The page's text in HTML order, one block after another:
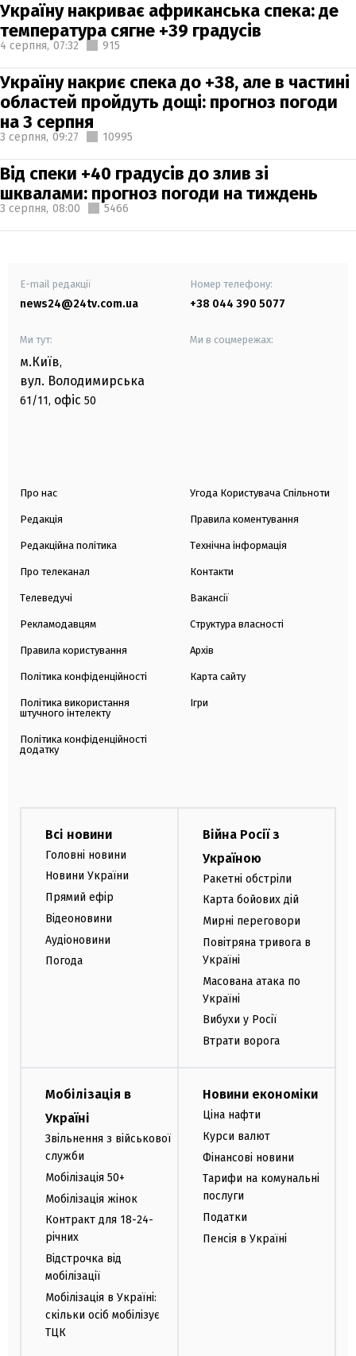
Україну накриває африканська спека: де
температура сягне +39 градусів
4 серпня, 07:32 915
Україну накриє спека до +38, але в частині
областей пройдуть дощі: прогноз погоди
на 3 серпня
3 серпня, 09:27 10995
Від спеки +40 градусів до злив зі
шквалами: прогноз погоди на тиждень
3 серпня, 08:00 5466
E-mail редакції
news24@24tv.com.ua
Номер телефону:
+38 044 390 5077
Ми тут:
м.Київ,
вул. Володимирська
61/11, офіс 50
Ми в соцмережах:
Про нас
Редакція
Редакційна політика
Про телеканал
Телеведучі
Рекламодавцям
Правила користування
Політика конфіденційності
Політика використання
штучного інтелекту
Політика конфіденційності
додатку
Угода Користувача Спільноти
Правила коментування
Технічна інформація
Контакти
Вакансії
Структура власності
Архів
Карта сайту
Ігри
Всі новини
Головні новини
Новини України
Прямий ефір
Відеоновини
Аудіоновини
Погода
Війна Росії з
Україною
Ракетні обстріли
Карта бойових дій
Мирні переговори
Повітряна тривога в
Україні
Масована атака по
Україні
Вибухи у Росії
Втрати ворога
Мобілізація в
Україні
Звільнення з військової
служби
Мобілізація 50+
Мобілізація жінок
Контракт для 18-24-
річних
Відстрочка від
мобілізації
Мобілізація в Україні:
скільки осіб мобілізує
ТЦК
Новини економіки
Ціна нафти
Курси валют
Фінансові новини
Тарифи на комунальні
послуги
Податки
Пенсія в Україні